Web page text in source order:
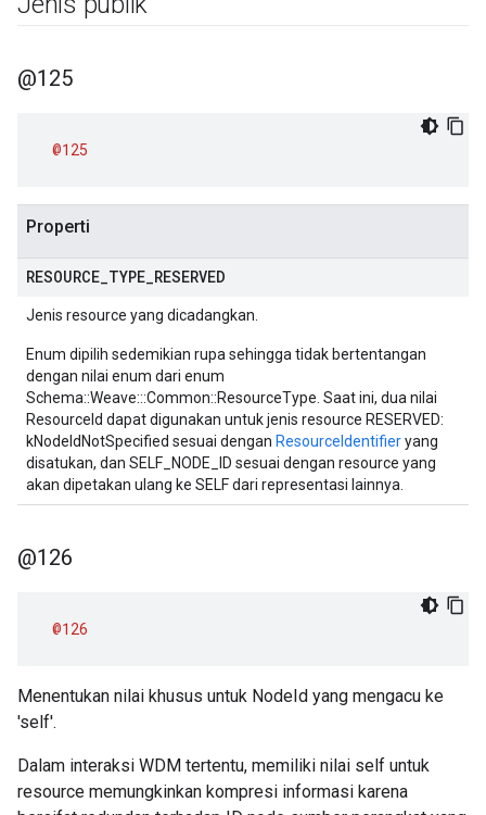
@125
@125
Properti
RESOURCE TYPE RESERVED
Jenis resource yang dicadangkan.
Enum dipilih sedemikian rupa sehingga tidak bertentangan
dengan nilai enum dari enum
Schema::Weave:::Common::ResourceType. Saat ini, dua nilai
ResourceId dapat digunakan untuk jenis resource RESERVED:
kNodeIdNotSpecified sesuai dengan ResourceIdentifieryang
disatukan, dan SELF_NODE_ID sesuai dengan resource yang
akan dipetakan ulang ke SELF dari representasi lainnya.
@126
@126
Menentukan nilai khusus untuk NodeId yang mengacu ke
'self'.
Dalam interaksi WDM tertentu, memiliki nilai self untuk
resource memungkinkan kompresi informasi karena